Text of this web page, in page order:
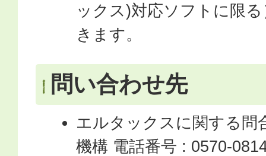
ックス)対応ソフトに限
きます。
問い合わせ先
エルタックスに関する問
機構 電話番号 : 0570-